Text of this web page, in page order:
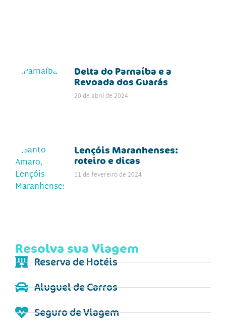
Delta do Parnaíba e a
Revoada dos Guarás
20 de abril de 2024
Lençóis Maranhenses:
roteiro e dicas
11 de fevereiro de 2024
Resolva sua Viagem
Reserva de Hotéis
Aluguel de Carros
Seguro de Viagem